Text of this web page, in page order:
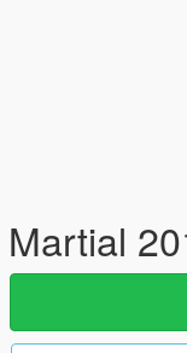
Martial